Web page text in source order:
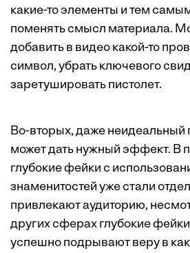
какие-то элементы и тем
поменять смысл материала.
добавить в видео какой-то
символ, убрать ключевого
заретушировать пистолет.
Во-вторых, даже неидеальный
может дать нужный эффект. В
глубокие фейки с
знаменитостей уже стали
привлекают аудиторию,
других сферах глубокие
успешно подрывают веру в